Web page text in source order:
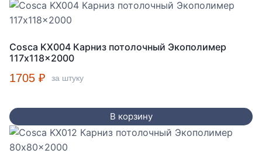
Cosca KX004 Карниз потолочный Экополимер
117x118x2000
1705 ₽ за штуку
В корзину